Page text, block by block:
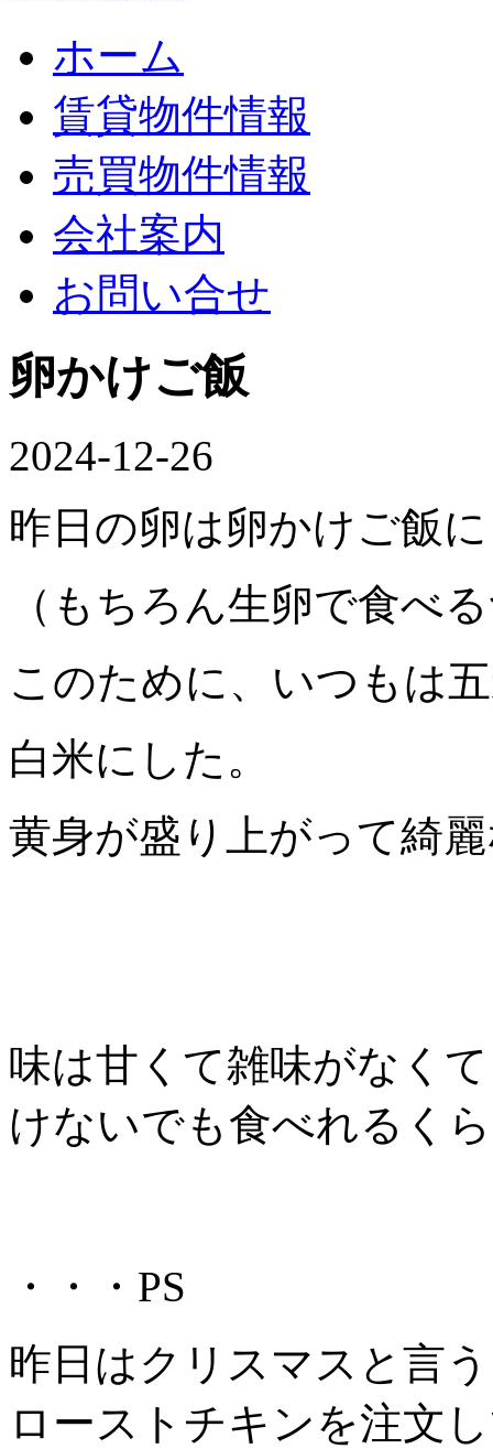
ホーム
賃貸物件情報
売買物件情報
会社案内
お問い合せ
卵かけご飯
2024-12-26
昨日の卵は卵かけご飯
（もちろん生卵で食べ
このために、いつもは
白米にした。
黄身が盛り上がって綺
味は甘くて雑味がなく
けないでも食べれるく
・・・PS
昨日はクリスマスと言
ローストチキンを注文